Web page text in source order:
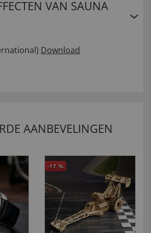
VAN SAUNA
Download
AANBEVELINGEN
-17 %